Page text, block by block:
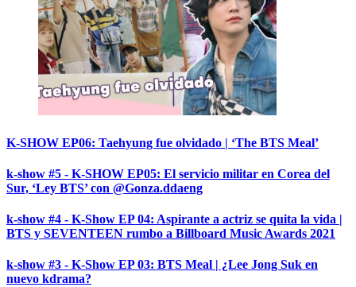
K-SHOW EP06: Taehyung fue olvidado | ‘The BTS Meal’
k-show #5 - K-SHOW EP05: El servicio militar en Corea del
Sur, ‘Ley BTS’ con @Gonza.ddaeng
k-show #4 - K-Show EP 04: Aspirante a actriz se quita la vida |
BTS y SEVENTEEN rumbo a Billboard Music Awards 2021
k-show #3 - K-Show EP 03: BTS Meal | ¿Lee Jong Suk en
nuevo kdrama?